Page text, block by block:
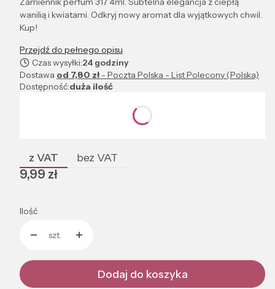
wanilią i kwiatami. Odkryj nowy aromat dla wyjątkowych chwil.
Kup!
Przejdź do pełnego opisu
Czas wysyłki:24 godziny
Dostawa od 7,80 zł- Poczta Polska - List Polecony (Polska)
Dostępność:duża ilość
Poszczególne warianty mogą różnić się ceną
z VAT bez VAT
Cena
9,99 zł
Ilość
szt.
Dodaj do koszyka